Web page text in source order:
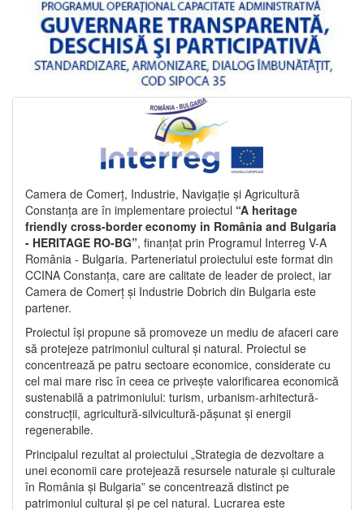
Camera de Comerț, Industrie, Navigație și Agricultură
Constanța are în implementare proiectul “A heritage
friendly cross-border economy in România and Bulgaria
- HERITAGE RO-BG”, finanțat prin Programul Interreg V-A
România - Bulgaria. Parteneriatul proiectului este format din
CCINA Constanța, care are calitate de leader de proiect, iar
Camera de Comerț și Industrie Dobrich din Bulgaria este
partener.
Proiectul își propune să promoveze un mediu de afaceri care
să protejeze patrimoniul cultural și natural. Proiectul se
concentrează pe patru sectoare economice, considerate cu
cel mai mare risc în ceea ce privește valorificarea economică
sustenabilă a patrimoniului: turism, urbanism-arhitectură-
construcții, agricultură-silvicultură-pășunat și energii
regenerabile.
Principalul rezultat al proiectului „Strategia de dezvoltare a
unei economii care protejează resursele naturale și culturale
în România și Bulgaria” se concentrează distinct pe
patrimoniul cultural și pe cel natural. Lucrarea este